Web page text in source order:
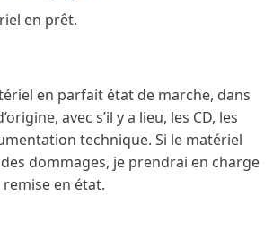
en prêt.
en parfait état de marche, dans
avec s’il y a lieu, les CD, les
technique. Si le matériel
dommages, je prendrai en charge
en état.